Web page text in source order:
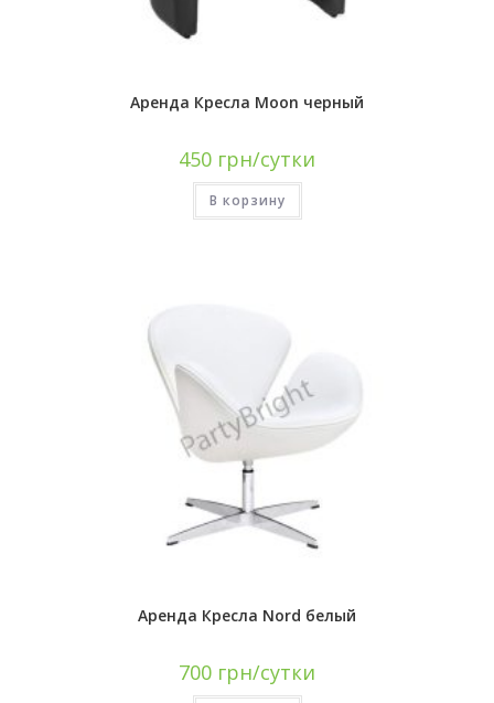
Аренда Кресла Moon черный
450 грн/сутки
В корзину
Аренда Кресла Nord белый
700 грн/сутки